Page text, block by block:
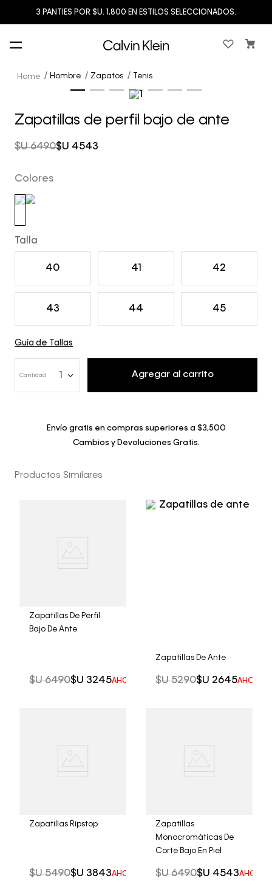
3 PANTIES POR $U. 1,800 EN ESTILOS SELECCIONADOS.
Hombre Zapatos Tenis
Zapatillas de perfil bajo de ante
$U 4543
$U 6490
Colores
Talla
40 41 42
43 44 45
Guía de Tallas
Cantidad Agregar al carrito
Envío gratis en compras superiores a $3,500
Cambios y Devoluciones Gratis.
Productos Similares
Zapatillas De Perfil
Bajo De Ante
$U 6490$U 3245AHORRO DEL50%
Zapatillas De Ante
$U 5290$U 2645AHORRO
Zapatillas Ripstop
$U 5490$U 3843AHORRO DEL30%
Zapatillas
Monocromáticas De
Corte Bajo En Piel
$U 6490$U 4543